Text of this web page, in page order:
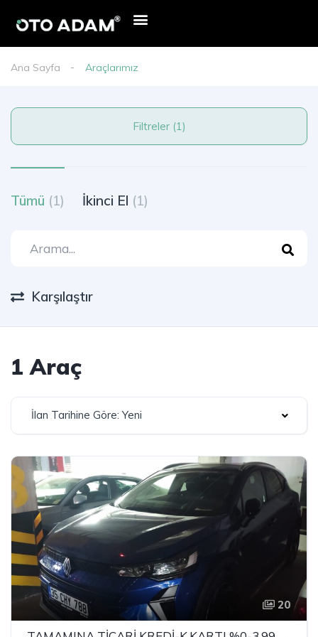
Ana Sayfa Araçlarımız
Filtreler (1)
Tümü (1) İkinci El (1)
Karşılaştır
1 Araç
İlan Tarihine Göre: Yeni
20